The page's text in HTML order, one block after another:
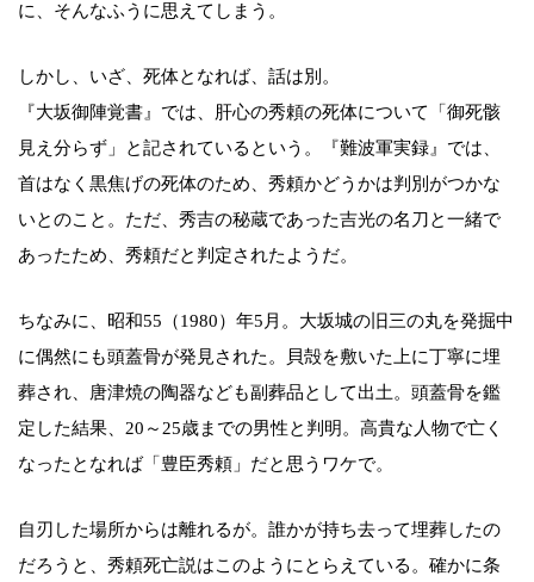
に、そんなふうに思えてしまう。
しかし、いざ、死体となれば、話は別。
『大坂御陣覚書』では、肝心の秀頼の死体について「御死骸
見え分らず」と記されているという。『難波軍実録』では、
首はなく黒焦げの死体のため、秀頼かどうかは判別がつかな
いとのこと。ただ、秀吉の秘蔵であった吉光の名刀と一緒で
あったため、秀頼だと判定されたようだ。
ちなみに、昭和55（1980）年5月。大坂城の旧三の丸を発掘中
に偶然にも頭蓋骨が発見された。貝殻を敷いた上に丁寧に埋
葬され、唐津焼の陶器なども副葬品として出土。頭蓋骨を鑑
定した結果、20～25歳までの男性と判明。高貴な人物で亡く
なったとなれば「豊臣秀頼」だと思うワケで。
自刃した場所からは離れるが。誰かが持ち去って埋葬したの
だろうと、秀頼死亡説はこのようにとらえている。確かに条